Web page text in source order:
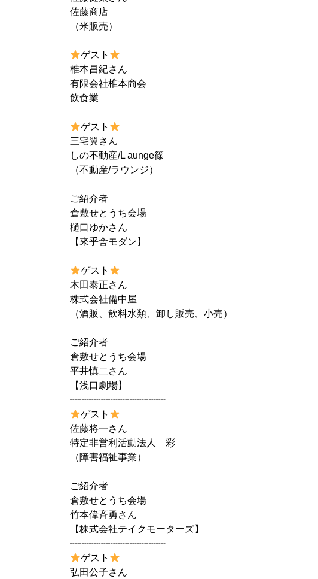
佐藤商店
（米販売）
ゲスト
椎本昌紀さん
有限会社椎本商会
飲食業
ゲスト
三宅翼さん
しの不動産/L aunge篠
（不動産/ラウンジ）
ご紹介者
倉敷せとうち会場
樋口ゆかさん
【來乎舎モダン】
┈┈┈┈┈┈┈┈┈┈
ゲスト
木田泰正さん
株式会社備中屋
（酒販、飲料水類、卸し販売、小売）
ご紹介者
倉敷せとうち会場
平井慎二さん
【浅口劇場】
┈┈┈┈┈┈┈┈┈┈
ゲスト
佐藤将一さん
特定非営利活動法人 彩
（障害福祉事業）
ご紹介者
倉敷せとうち会場
竹本偉斉勇さん
【株式会社テイクモーターズ】
┈┈┈┈┈┈┈┈┈┈
ゲスト
弘田公子さん